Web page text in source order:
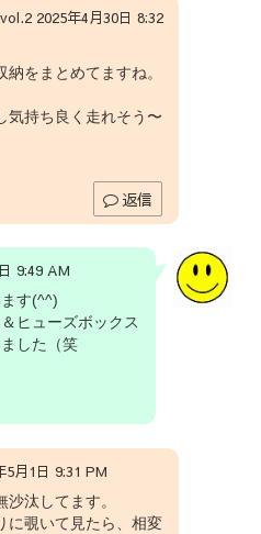
2025年4月30日 8:32
をまとめてますね。
気持ち良く走れそう〜
返信
9:49 AM
す(^^)
ヒューズボックス
した（笑
5月1日 9:31 PM
沙汰してます。
に覗いて見たら、相変